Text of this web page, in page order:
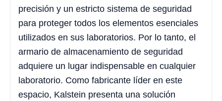
precisión y un estricto sistema de seguridad
para proteger todos los elementos esenciales
utilizados en sus laboratorios. Por lo tanto, el
armario de almacenamiento de seguridad
adquiere un lugar indispensable en cualquier
laboratorio. Como fabricante líder en este
espacio, Kalstein presenta una solución